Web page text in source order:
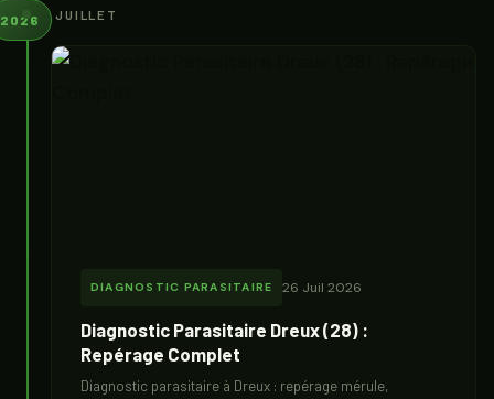
2026 JUILLET
DIAGNOSTIC PARASITAIRE 26 Juil 2026
Diagnostic Parasitaire Dreux (28) :
Repérage Complet
Diagnostic parasitaire à Dreux : repérage mérule,